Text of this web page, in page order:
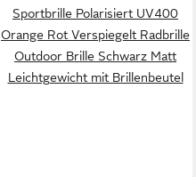
Sportbrille Polarisiert UV400
Orange Rot Verspiegelt Radbrille
Outdoor Brille Schwarz Matt
Leichtgewicht mit Brillenbeutel